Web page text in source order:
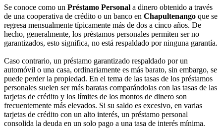
Se conoce como un Préstamo Personal a dinero obtenido a través
de una cooperativa de crédito o un banco en Chapultenango que se
regresa mensualmente típicamente más de dos a cinco años. De
hecho, generalmente, los préstamos personales permiten ser no
garantizados, esto significa, no está respaldado por ninguna garantía.
Caso contrario, un préstamo garantizado respaldado por un
automóvil o una casa, ordinariamente es más barato, sin embargo, se
puede perder la propiedad. En el tema de las tasas de los préstamos
personales suelen ser más baratas comparándolas con las tasas de las
tarjetas de crédito y los límites de los montos de dinero son
frecuentemente más elevados. Si su saldo es excesivo, en varias
tarjetas de crédito con un alto interés, un préstamo personal
consolida la deuda en un solo pago a una tasa de interés mínima.